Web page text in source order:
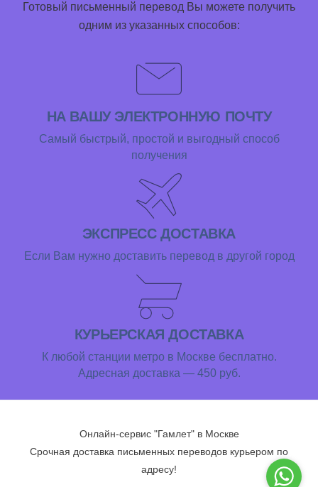
Готовый письменный перевод Вы можете получить
одним из указанных способов:
НА ВАШУ ЭЛЕКТРОННУЮ ПОЧТУ
Самый быстрый, простой и выгодный способ
получения
ЭКСПРЕСС ДОСТАВКА
Если Вам нужно доставить перевод в другой город
КУРЬЕРСКАЯ ДОСТАВКА
К любой станции метро в Москве бесплатно.
Адресная доставка — 450 руб.
Онлайн-сервис "Гамлет" в Москве
Срочная доставка письменных переводов курьером по
адресу!